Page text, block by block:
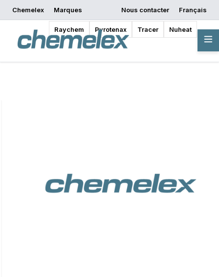
Chemelex Marques
Raychem Pyrotenax Tracer Nuheat
Nous contacter
Français
Demander un devis
Où acheter
Commencer la
Vue d'ensemble